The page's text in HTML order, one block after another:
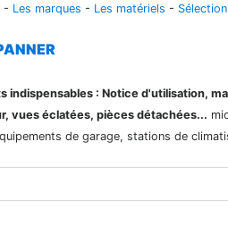
- Les marques - Les matériels - Sélection
: Notice d'utilisation,
vues éclatées, pièces détachées...
de garage, stations de